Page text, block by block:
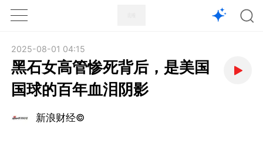
1X
2025-08-01 04:15
黑石女高管惨死背后，是美国
国球的百年血泪阴影
新浪财经©